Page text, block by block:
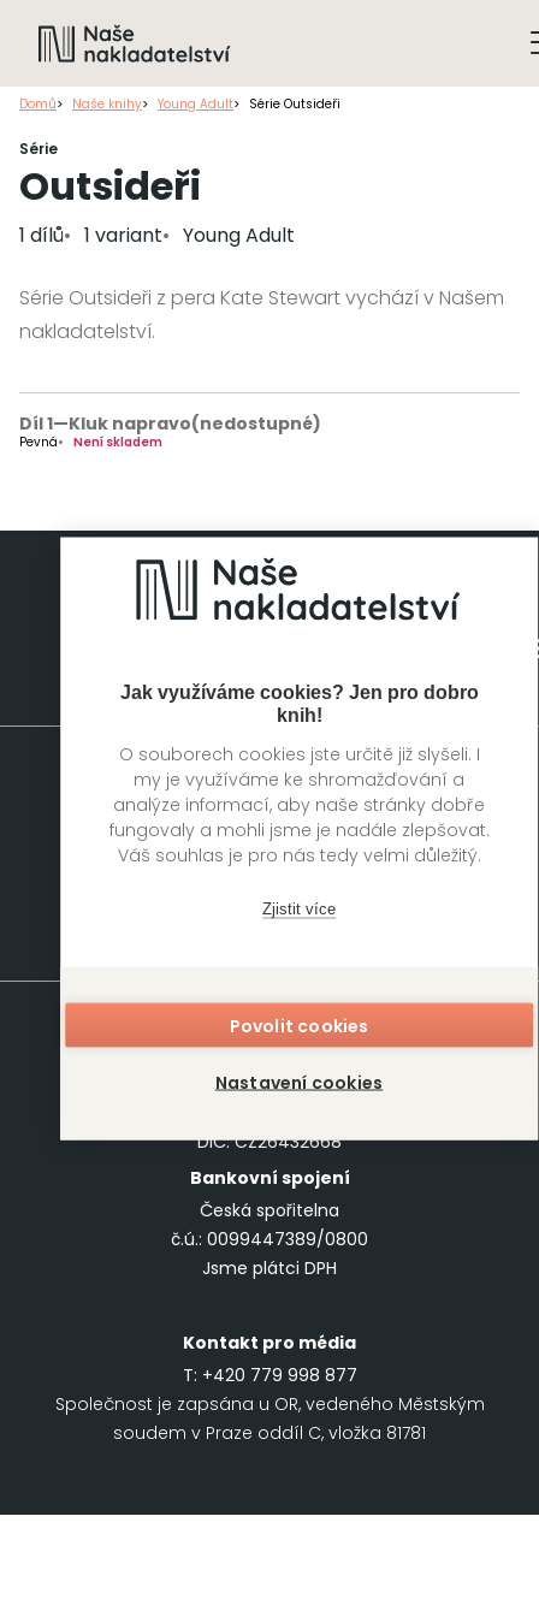
Jak využíváme cookies? Jen pro dobro
knih!
O souborech cookies jste určitě již slyšeli. I
my je využíváme ke shromažďování a
analýze informací, aby naše stránky dobře
fungovaly a mohli jsme je nadále zlepšovat.
Váš souhlas je pro nás tedy velmi důležitý.
Zjistit více
Povolit cookies
Nastavení cookies
Domů Naše knihy Young Adult Série Outsideři
Série
Outsideři
1 dílů 1 variant Young Adult
Série Outsideři z pera Kate Stewart vychází v Našem
nakladatelství.
Díl 1—Kluk napravo(nedostupné)
Pevná Není skladem
Mapa stránek
Knihy
Autoři
Rukopisy
Foreign Rights
Blog
Kariéra
DOBROVSKÝs.r.o.
Antala Staška 511/40
140 00 Praha 4
DIČ: CZ26432668
Bankovní spojení
Česká spořitelna
č.ú.: 0099447389/0800
Jsme plátci DPH
Kontakt pro média
T: +420 779 998 877
Společnost je zapsána u OR, vedeného Městským
soudem v Praze oddíl C, vložka 81781